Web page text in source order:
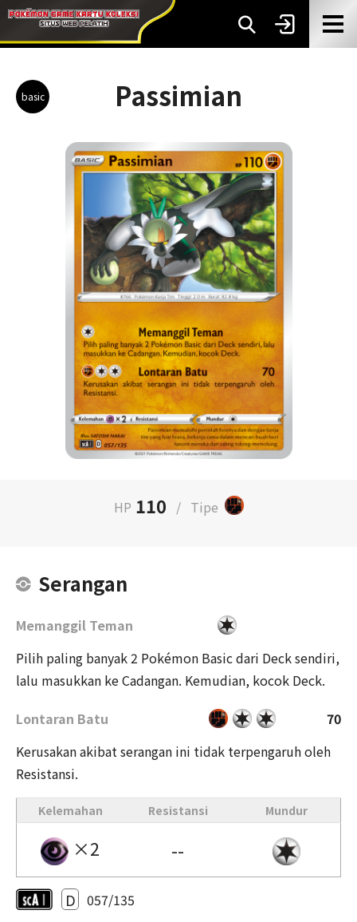
basic Passimian
HP 110 / Tipe
Serangan
Memanggil Teman
Pilih paling banyak 2 Pokémon Basic dari Deck sendiri,
lalu masukkan ke Cadangan. Kemudian, kocok Deck.
Lontaran Batu
70
Kerusakan akibat serangan ini tidak terpengaruh oleh
Resistansi.
Kelemahan Resistansi Mundur
×2 --
D 057/135